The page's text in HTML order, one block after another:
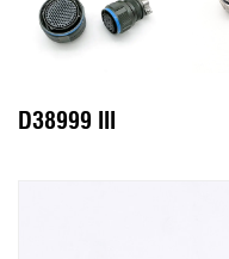
D38999 III